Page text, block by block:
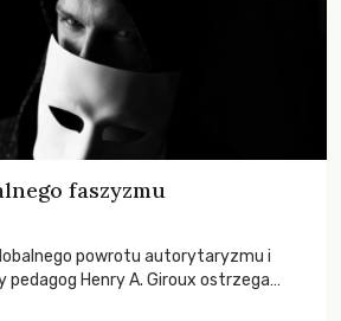
faszyzmu
powrotu autorytaryzmu i
Henry A. Giroux ostrzega